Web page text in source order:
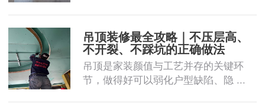
吊顶装修最全攻略｜不压层高、
不开裂、不踩坑的正确做法
吊顶是家装颜值与工艺并存的关键环
节，做得好可以弱化户型缺陷、隐 ...